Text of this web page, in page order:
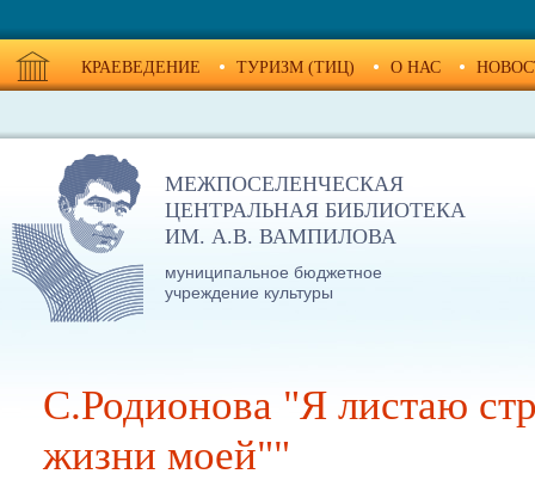
КРАЕВЕДЕНИЕ ТУРИЗМ (ТИЦ) О НАС
МЕЖПОСЕЛЕНЧЕСКАЯ
ЦЕНТРАЛЬНАЯ БИБЛИОТЕКА
ИМ. А.В. ВАМПИЛОВА
муниципальное бюджетное
учреждение культуры
С.Родионова "Я листаю
жизни моей""